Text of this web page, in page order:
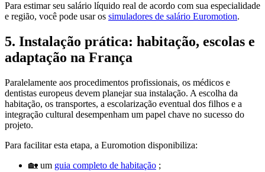
Para estimar seu salário líquido real de acordo com sua especialidade
e região, você pode usar os simuladores de salário Euromotion.
5. Instalação prática: habitação, escolas e
adaptação na França
Paralelamente aos procedimentos profissionais, os médicos e
dentistas europeus devem planejar sua instalação. A escolha da
habitação, os transportes, a escolarização eventual dos filhos e a
integração cultural desempenham um papel chave no sucesso do
projeto.
Para facilitar esta etapa, a Euromotion disponibiliza:
🏡 um guia completo de habitação ;